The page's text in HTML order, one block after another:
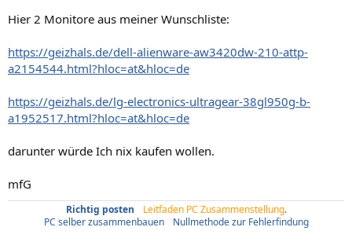
Hier 2 Monitore aus meiner Wunschliste:
https://geizhals.de/dell-alienware-aw3420dw-210-attp-
a2154544.html?hloc=at&hloc=de
https://geizhals.de/lg-electronics-ultragear-38gl950g-b-
a1952517.html?hloc=at&hloc=de
darunter würde Ich nix kaufen wollen.
mfG
Richtig posten Leitfaden PC Zusammenstellung.
PC selber zusammenbauen
Nullmethode zur Fehlerfindung